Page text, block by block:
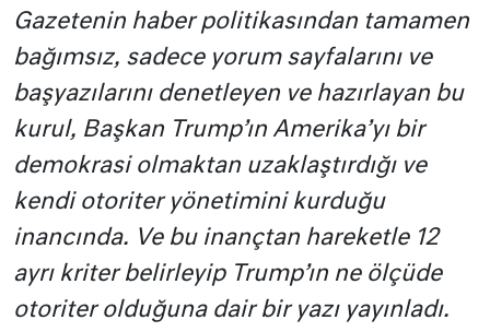
Gazetenin haber politikasından tamamen
bağımsız, sadece yorum sayfalarını ve
başyazılarını denetleyen ve hazırlayan bu
kurul, Başkan Trump’ın Amerika’yı bir
demokrasi olmaktan uzaklaştırdığı ve
kendi otoriter yönetimini kurduğu
inancında. Ve bu inançtan hareketle 12
ayrı kriter belirleyip Trump’ın ne ölçüde
otoriter olduğuna dair bir yazı yayınladı.